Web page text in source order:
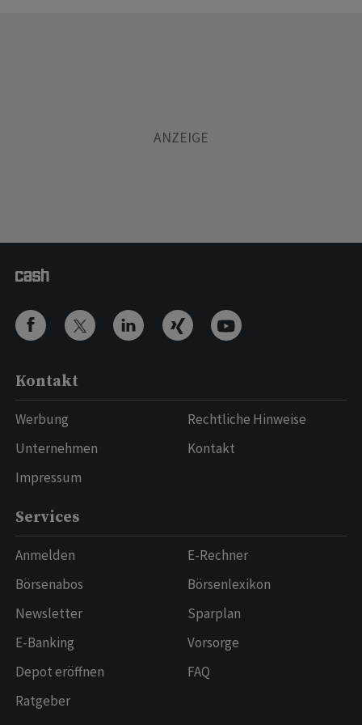
Kontakt
Werbung
Unternehmen
Impressum
Rechtliche Hinweise
Kontakt
Services
Anmelden
Börsenabos
Newsletter
E-Banking
Depot eröffnen
Ratgeber
E-Rechner
Börsenlexikon
Sparplan
Vorsorge
FAQ